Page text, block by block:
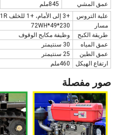
عمق المشي
845ملم
علبة التروس
+3 إلى الأمام، +1 للخلف 3F+1R
مسار
230*72WH*49
طريقة الكبح
وظيفة مكابح الوقوف
عمق المياه
30 سنتيمتر
عمق الطين
25 سنتيمتر
ارتفاع الهيكل
460ملم
صور مفصلة